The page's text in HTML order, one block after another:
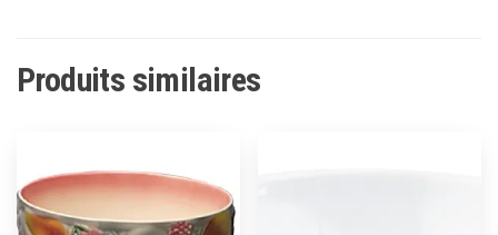
Produits similaires